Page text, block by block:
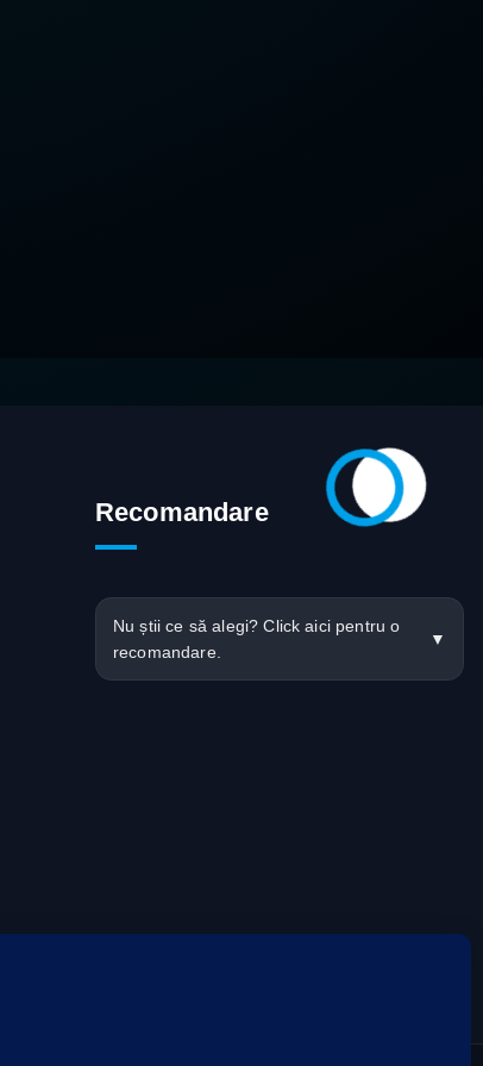
Recomandare
Nu știi ce să alegi? Click aici pentru o
recomandare.
▼